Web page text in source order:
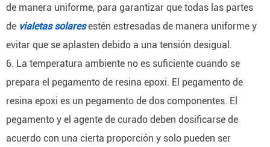
de manera uniforme, para garantizar que todas las partes
de vialetas solaresestén estresadas de manera uniforme y
evitar que se aplasten debido a una tensión desigual.
6. La temperatura ambiente no es suficiente cuando se
prepara el pegamento de resina epoxi. El pegamento de
resina epoxi es un pegamento de dos componentes. El
pegamento y el agente de curado deben dosificarse de
acuerdo con una cierta proporción y solo pueden ser